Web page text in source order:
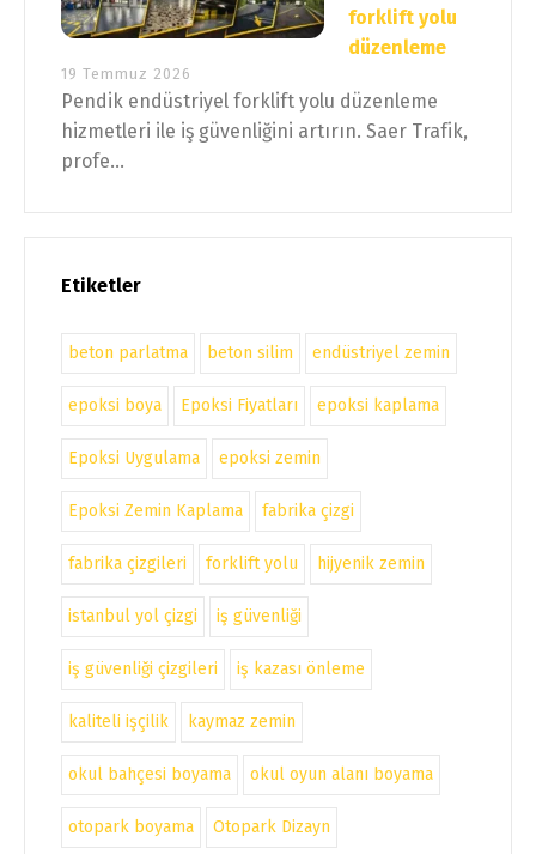
forklift yolu
düzenleme
19 Temmuz 2026
Pendik endüstriyel forklift yolu düzenleme
hizmetleri ile iş güvenliğini artırın. Saer Trafik,
profe...
Etiketler
beton parlatma beton silim endüstriyel zemin
epoksi boya Epoksi Fiyatları epoksi kaplama
Epoksi Uygulama epoksi zemin
Epoksi Zemin Kaplama fabrika çizgi
fabrika çizgileri forklift yolu hijyenik zemin
istanbul yol çizgi iş güvenliği
iş güvenliği çizgileri iş kazası önleme
kaliteli işçilik kaymaz zemin
okul bahçesi boyama okul oyun alanı boyama
otopark boyama Otopark Dizayn